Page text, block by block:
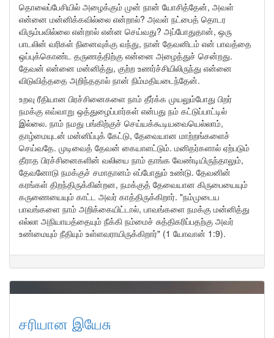
தொலைப்பேசியில் அழைக்கும் முன் நான் யோசித்தேன், அவள்
என்னை மன்னிக்கவில்லை என்றால்? அவள் நட்பைத் தொடர
விரும்பவில்லை என்றால் என்ன செய்வது? அப்போதுதான், ஒரு
பாடலின் வரிகள் நினைவுக்கு வந்து, நான் தேவனிடம் என் பாவத்தை
ஒப்புக்கொண்ட தருணத்திற்கு என்னை அழைத்துச் சென்றது.
தேவன் என்னை மன்னித்து, குற்ற உணர்ச்சியிலிருந்து என்னை
விடுவித்ததை அறிந்ததால் நான் நிம்மதியடைந்தேன்.
உறவு ரீதியான பிரச்சினைகளை நாம் தீர்க்க முயலும்போது பிறர்
நமக்கு எவ்வாறு ஒத்துழைப்பார்கள் என்பது நம் கட்டுப்பாட்டில்
இல்லை. நாம் நமது பங்கிற்குச் செய்யக்கூடியவையெல்லாம்,
தாழ்மையுடன் மன்னிப்புக் கேட்டு, தேவையான மாற்றங்களைச்
செய்வதே. முடிவைத் தேவன் கையாளட்டும். மனிதர்களால் ஏற்படும்
தீராத பிரச்சினைகளின் வலியை நாம் தாங்க வேண்டியிருந்தாலும்,
தேவனோடு நமக்குச் சமாதானம் எப்போதும் உண்டு. தேவனின்
கரங்கள் திறந்திருக்கின்றன, நமக்குத் தேவையான கிருபையையும்
கருணையையும் காட்ட அவர் காத்திருக்கிறார். "நம்முடைய
பாவங்களை நாம் அறிக்கையிட்டால், பாவங்களை நமக்கு மன்னித்து
எல்லா அநியாயத்தையும் நீக்கி நம்மைச் சுத்திகரிப்பதற்கு அவர்
உண்மையும் நீதியும் உள்ளவராயிருக்கிறார்" (1 யோவான் 1:9).
சரியான இயேசு